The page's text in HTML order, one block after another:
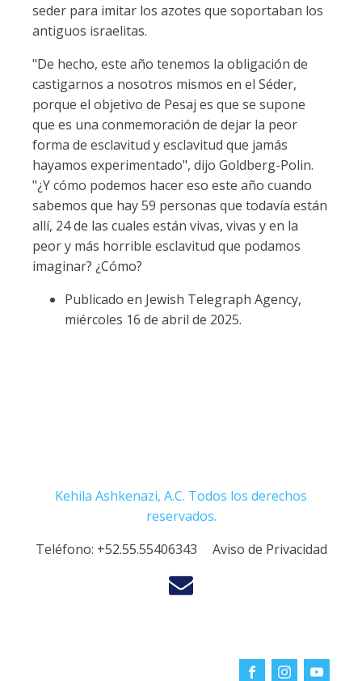
seder para imitar los azotes que soportaban los
antiguos israelitas.
"De hecho, este año tenemos la obligación de
castigarnos a nosotros mismos en el Séder,
porque el objetivo de Pesaj es que se supone
que es una conmemoración de dejar la peor
forma de esclavitud y esclavitud que jamás
hayamos experimentado", dijo Goldberg-Polin.
"¿Y cómo podemos hacer eso este año cuando
sabemos que hay 59 personas que todavía están
allí, 24 de las cuales están vivas, vivas y en la
peor y más horrible esclavitud que podamos
imaginar? ¿Cómo?
Publicado en Jewish Telegraph Agency,
miércoles 16 de abril de 2025.
Kehila Ashkenazi, A.C. Todos los derechos
reservados.
Teléfono: +52.55.55406343 Aviso de Privacidad